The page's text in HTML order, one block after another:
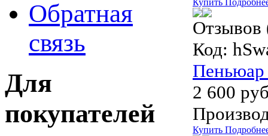
Купить
Отзывов
Код:
Пеньюар
2 600
Купить
Обратная
связь
Для
покупателей